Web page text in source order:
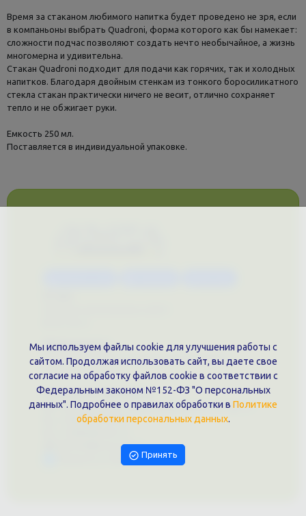
Время за стаканом любимого напитка будет проведено не зря, если
в компаньоны выбрать Quadroni, форма которого как бы намекает:
сложности подчас позволяют создать нечто необычайное, а жизнь
многомерна и удивительна.
Стакан Quadroni подходит для подачи как горячих, так и холодных
напитков. Благодаря двойным стенкам из тонкого боросиликатного
стекла стакан практически ничего не весит, отлично сохраняет
тепло и не обжигает руки.
Емкость 250 мл.
Поставляется в индивидуальной упаковке.
Документы
Политика обработки персональных данных
Публичная оферта
Контакты филиала
г. Краснодар, ул. Шоссе Нефтяников, 28, оф. 51
+7 (861)202-09-02
9457070@krd-print.ru
Написать в Telegram
Мы используем файлы cookie для улучшения работы с
сайтом. Продолжая использовать сайт, вы даете свое
согласие на обработку файлов cookie в соответствии с
Федеральным законом №152-ФЗ "О персональных
данных". Подробнее о правилах обработки в Политике
обработки персональных данных.
Принять